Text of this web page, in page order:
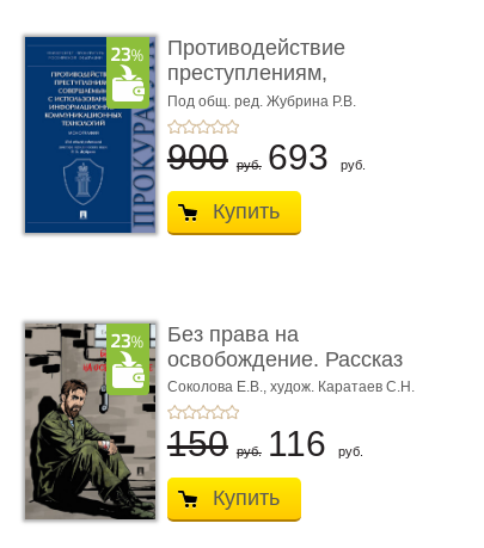
Противодействие
преступлениям,
совершаемым с ...
Под общ. ред. Жубрина Р.В.
900 руб. 693 руб.
Купить
Без права на
освобождение. Рассказ
Соколова Е.В., худож. Каратаев С.Н.
150 руб. 116 руб.
Купить